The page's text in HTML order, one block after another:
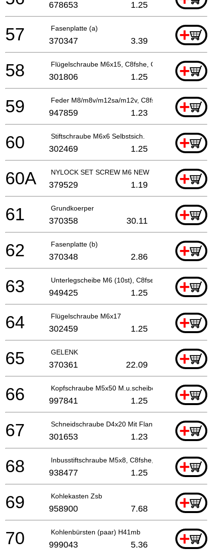
678653 1.25
Fasenplatte (a) +
57 370347 3.39
Flügelschraube M6x15, C8fshe, C8fse +
58 301806 1.25
Feder M8/m8v/m12sa/m12v, C8fse +
59 947859 1.23
Stiftschraube M6x6 Selbstsich. +
60 302469 1.25
NYLOCK SET SCREW M6 NEW +
60A 379529 1.19
Grundkoerper +
61 370358 30.11
Fasenplatte (b) +
62 370348 2.86
Unterlegscheibe M6 (10st), C8fse +
63 949425 1.25
Flügelschraube M6x17 +
64 302459 1.25
GELENK +
65 370361 22.09
Kopfschraube M5x50 M.u.scheibe +
66 997841 1.25
Schneidschraube D4x20 Mit Flansch (schwarz), C8fs
+
67 301653 1.23
Inbusstiftschraube M5x8, C8fshe, C8fse, H41mb,g23
+
68 938477 1.25
Kohlekasten Zsb +
69 958900 7.68
Kohlenbürsten (paar) H41mb +
70 999043 5.36